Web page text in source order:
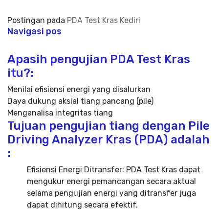
Postingan pada PDA Test Kras Kediri
Navigasi pos
Apasih pengujian PDA Test Kras
itu?:
Menilai efisiensi energi yang disalurkan
Daya dukung aksial tiang pancang (pile)
Menganalisa integritas tiang
Tujuan pengujian tiang dengan Pile
Driving Analyzer Kras (PDA) adalah
:
Efisiensi Energi Ditransfer: PDA Test Kras dapat
mengukur energi pemancangan secara aktual
selama pengujian energi yang ditransfer juga
dapat dihitung secara efektif.